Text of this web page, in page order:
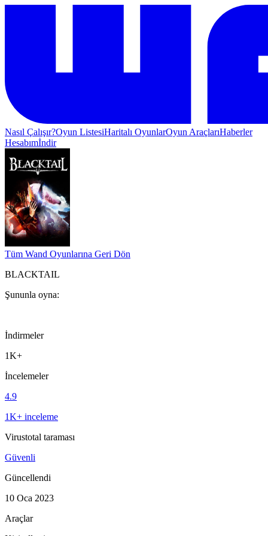
Nasıl Çalışır?Oyun ListesiHaritalı OyunlarOyun AraçlarıHaberler
Hesabımİndir
Tüm Wand Oyunlarına Geri Dön
BLACKTAIL
Şununla oyna:
İndirmeler
1K+
İncelemeler
4.9
1K+ inceleme
Virustotal taraması
Güvenli
Güncellendi
10 Oca 2023
Araçlar